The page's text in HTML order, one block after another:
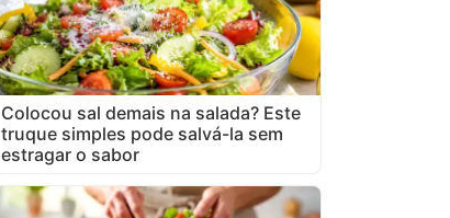
Colocou sal demais na salada? Este
truque simples pode salvá-la sem
estragar o sabor